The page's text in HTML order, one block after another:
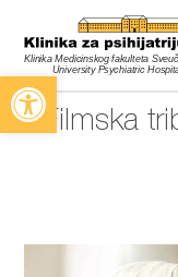
Open toolbar
Filmska